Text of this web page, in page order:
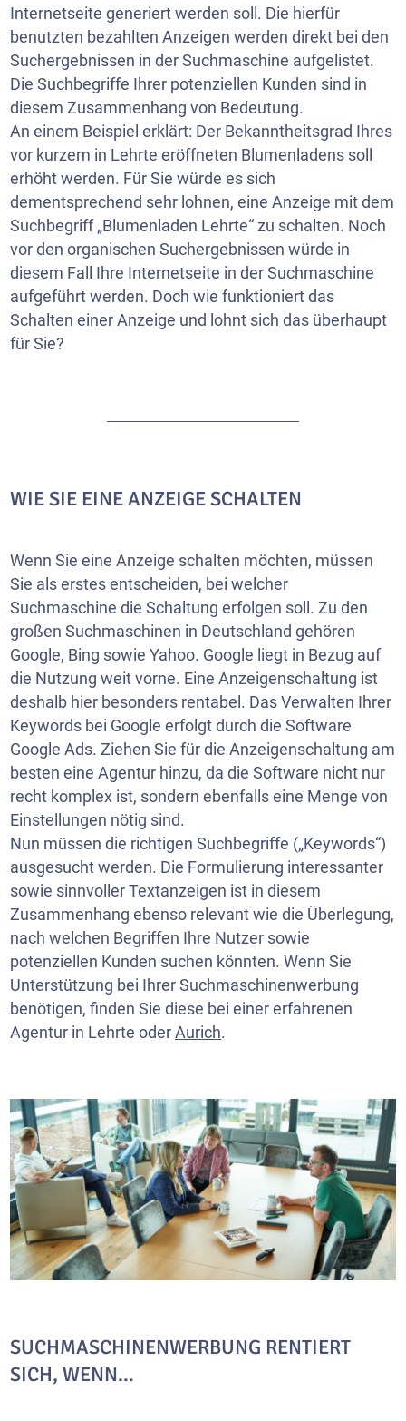
Internetseite generiert werden soll. Die hierfür
benutzten bezahlten Anzeigen werden direkt bei den
Suchergebnissen in der Suchmaschine aufgelistet.
Die Suchbegriffe Ihrer potenziellen Kunden sind in
diesem Zusammenhang von Bedeutung.
An einem Beispiel erklärt: Der Bekanntheitsgrad Ihres
vor kurzem in Lehrte eröffneten Blumenladens soll
erhöht werden. Für Sie würde es sich
dementsprechend sehr lohnen, eine Anzeige mit dem
Suchbegriff „Blumenladen Lehrte“ zu schalten. Noch
vor den organischen Suchergebnissen würde in
diesem Fall Ihre Internetseite in der Suchmaschine
aufgeführt werden. Doch wie funktioniert das
Schalten einer Anzeige und lohnt sich das überhaupt
für Sie?
WIE SIE EINE ANZEIGE SCHALTEN
Wenn Sie eine Anzeige schalten möchten, müssen
Sie als erstes entscheiden, bei welcher
Suchmaschine die Schaltung erfolgen soll. Zu den
großen Suchmaschinen in Deutschland gehören
Google, Bing sowie Yahoo. Google liegt in Bezug auf
die Nutzung weit vorne. Eine Anzeigenschaltung ist
deshalb hier besonders rentabel. Das Verwalten Ihrer
Keywords bei Google erfolgt durch die Software
Google Ads. Ziehen Sie für die Anzeigenschaltung am
besten eine Agentur hinzu, da die Software nicht nur
recht komplex ist, sondern ebenfalls eine Menge von
Einstellungen nötig sind.
Nun müssen die richtigen Suchbegriffe („Keywords“)
ausgesucht werden. Die Formulierung interessanter
sowie sinnvoller Textanzeigen ist in diesem
Zusammenhang ebenso relevant wie die Überlegung,
nach welchen Begriffen Ihre Nutzer sowie
potenziellen Kunden suchen könnten. Wenn Sie
Unterstützung bei Ihrer Suchmaschinenwerbung
benötigen, finden Sie diese bei einer erfahrenen
Agentur in Lehrte oderAurich.
SUCHMASCHINENWERBUNG RENTIERT
SICH, WENN…